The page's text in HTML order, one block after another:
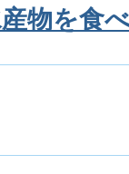
物を食